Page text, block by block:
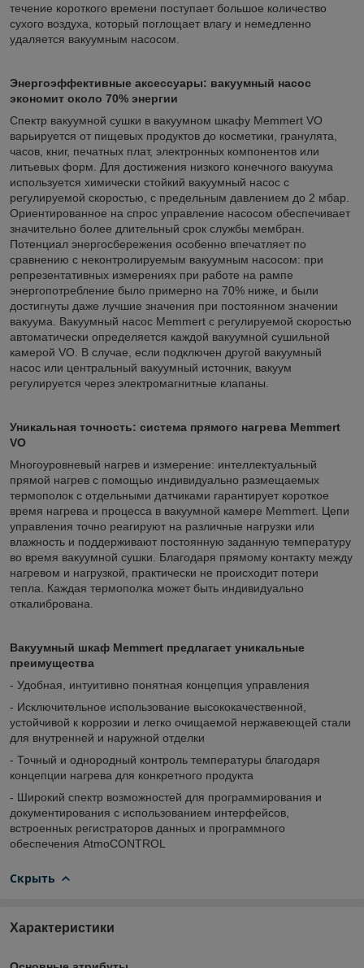
течение короткого времени поступает большое количество
сухого воздуха, который поглощает влагу и немедленно
удаляется вакуумным насосом.
Энергоэффективные аксессуары: вакуумный насос
экономит около 70% энергии
Спектр вакуумной сушки в вакуумном шкафу Memmert VO
варьируется от пищевых продуктов до косметики, гранулята,
часов, книг, печатных плат, электронных компонентов или
литьевых форм. Для достижения низкого конечного вакуума
используется химически стойкий вакуумный насос с
регулируемой скоростью, с предельным давлением до 2 мбар.
Ориентированное на спрос управление насосом обеспечивает
значительно более длительный срок службы мембран.
Потенциал энергосбережения особенно впечатляет по
сравнению с неконтролируемым вакуумным насосом: при
репрезентативных измерениях при работе на рампе
энергопотребление было примерно на 70% ниже, и были
достигнуты даже лучшие значения при постоянном значении
вакуума. Вакуумный насос Memmert с регулируемой скоростью
автоматически определяется каждой вакуумной сушильной
камерой VO. В случае, если подключен другой вакуумный
насос или центральный вакуумный источник, вакуум
регулируется через электромагнитные клапаны.
Уникальная точность: система прямого нагрева Memmert
VO
Многоуровневый нагрев и измерение: интеллектуальный
прямой нагрев с помощью индивидуально размещаемых
термополок с отдельными датчиками гарантирует короткое
время нагрева и процесса в вакуумной камере Memmert. Цепи
управления точно реагируют на различные нагрузки или
влажность и поддерживают постоянную заданную температуру
во время вакуумной сушки. Благодаря прямому контакту между
нагревом и нагрузкой, практически не происходит потери
тепла. Каждая термополка может быть индивидуально
откалибрована.
Вакуумный шкаф Memmert предлагает уникальные
преимущества
- Удобная, интуитивно понятная концепция управления
- Исключительное использование высококачественной,
устойчивой к коррозии и легко очищаемой нержавеющей стали
для внутренней и наружной отделки
- Точный и однородный контроль температуры благодаря
концепции нагрева для конкретного продукта
- Широкий спектр возможностей для программирования и
документирования с использованием интерфейсов,
встроенных регистраторов данных и программного
обеспечения AtmoCONTROL
Скрыть
Характеристики